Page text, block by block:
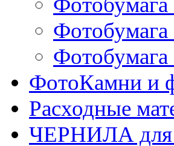
ФотоКамни
Расходные
ЧЕРНИЛА для